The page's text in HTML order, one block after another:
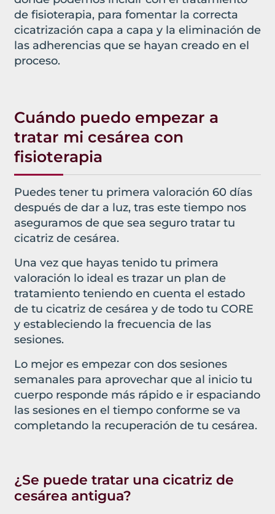
de fisioterapia, para fomentar la correcta
cicatrización capa a capa y la eliminación de
las adherencias que se hayan creado en el
proceso.
Cuándo puedo empezar a
tratar mi cesárea con
fisioterapia
Puedes tener tu primera valoración 60 días
después de dar a luz, tras este tiempo nos
aseguramos de que sea seguro tratar tu
cicatriz de cesárea.
Una vez que hayas tenido tu primera
valoración lo ideal es trazar un plan de
tratamiento teniendo en cuenta el estado
de tu cicatriz de cesárea y de todo tu CORE
y estableciendo la frecuencia de las
sesiones.
Lo mejor es empezar con dos sesiones
semanales para aprovechar que al inicio tu
cuerpo responde más rápido e ir espaciando
las sesiones en el tiempo conforme se va
completando la recuperación de tu cesárea.
¿Se puede tratar una cicatriz de
cesárea antigua?